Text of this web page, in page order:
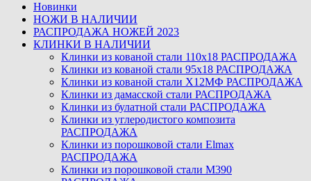
Новинки
НОЖИ В НАЛИЧИИ
РАСПРОДАЖА НОЖЕЙ 2023
КЛИНКИ В НАЛИЧИИ
Клинки из кованой стали 110х18 РАСПРОДАЖА
Клинки из кованой стали 95х18 РАСПРОДАЖА
Клинки из кованой стали Х12МФ РАСПРОДАЖА
Клинки из дамасской стали РАСПРОДАЖА
Клинки из булатной стали РАСПРОДАЖА
Клинки из углеродистого композита
РАСПРОДАЖА
Клинки из порошковой стали Elmax
РАСПРОДАЖА
Клинки из порошковой стали M390